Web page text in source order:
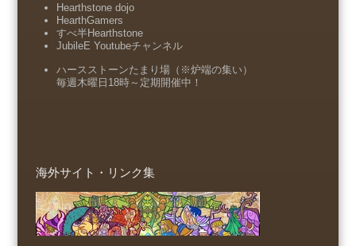
Hearthstone dojo
HearthGamers
すべ半Hearthstone
JubileE Youtubeチャンネル
ハースストーンたまり場（※炉端の集い）
毎週木曜日18時～定期開催中！
海外サイト・リンク集